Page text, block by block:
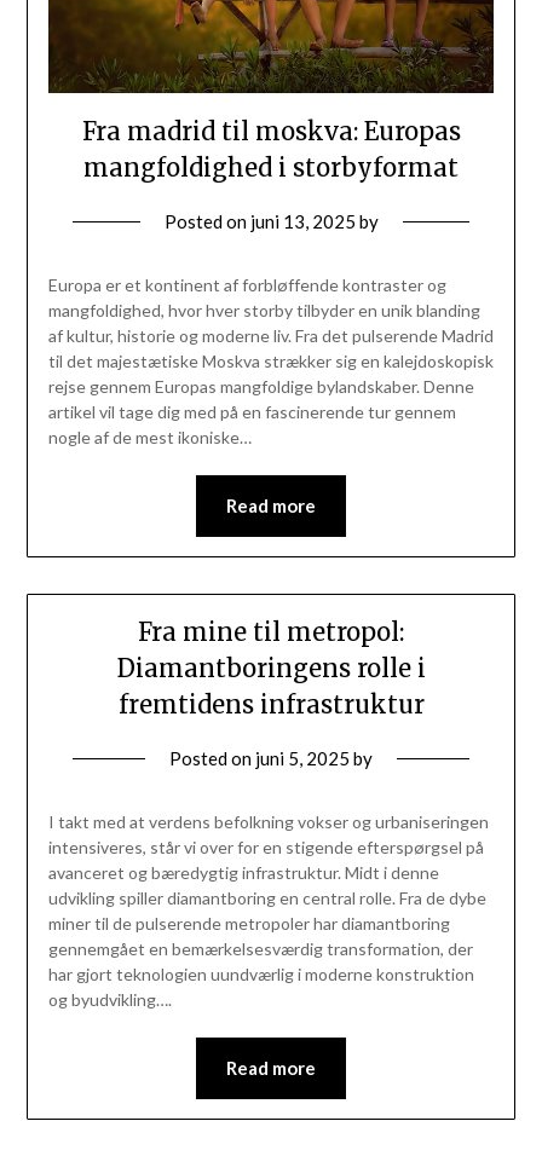
Fra madrid til moskva: Europas
mangfoldighed i storbyformat
Posted on juni 13, 2025 by
Europa er et kontinent af forbløffende kontraster og
mangfoldighed, hvor hver storby tilbyder en unik blanding
af kultur, historie og moderne liv. Fra det pulserende Madrid
til det majestætiske Moskva strækker sig en kalejdoskopisk
rejse gennem Europas mangfoldige bylandskaber. Denne
artikel vil tage dig med på en fascinerende tur gennem
nogle af de mest ikoniske…
Read more
Fra mine til metropol:
Diamantboringens rolle i
fremtidens infrastruktur
Posted on juni 5, 2025 by
I takt med at verdens befolkning vokser og urbaniseringen
intensiveres, står vi over for en stigende efterspørgsel på
avanceret og bæredygtig infrastruktur. Midt i denne
udvikling spiller diamantboring en central rolle. Fra de dybe
miner til de pulserende metropoler har diamantboring
gennemgået en bemærkelsesværdig transformation, der
har gjort teknologien uundværlig i moderne konstruktion
og byudvikling….
Read more